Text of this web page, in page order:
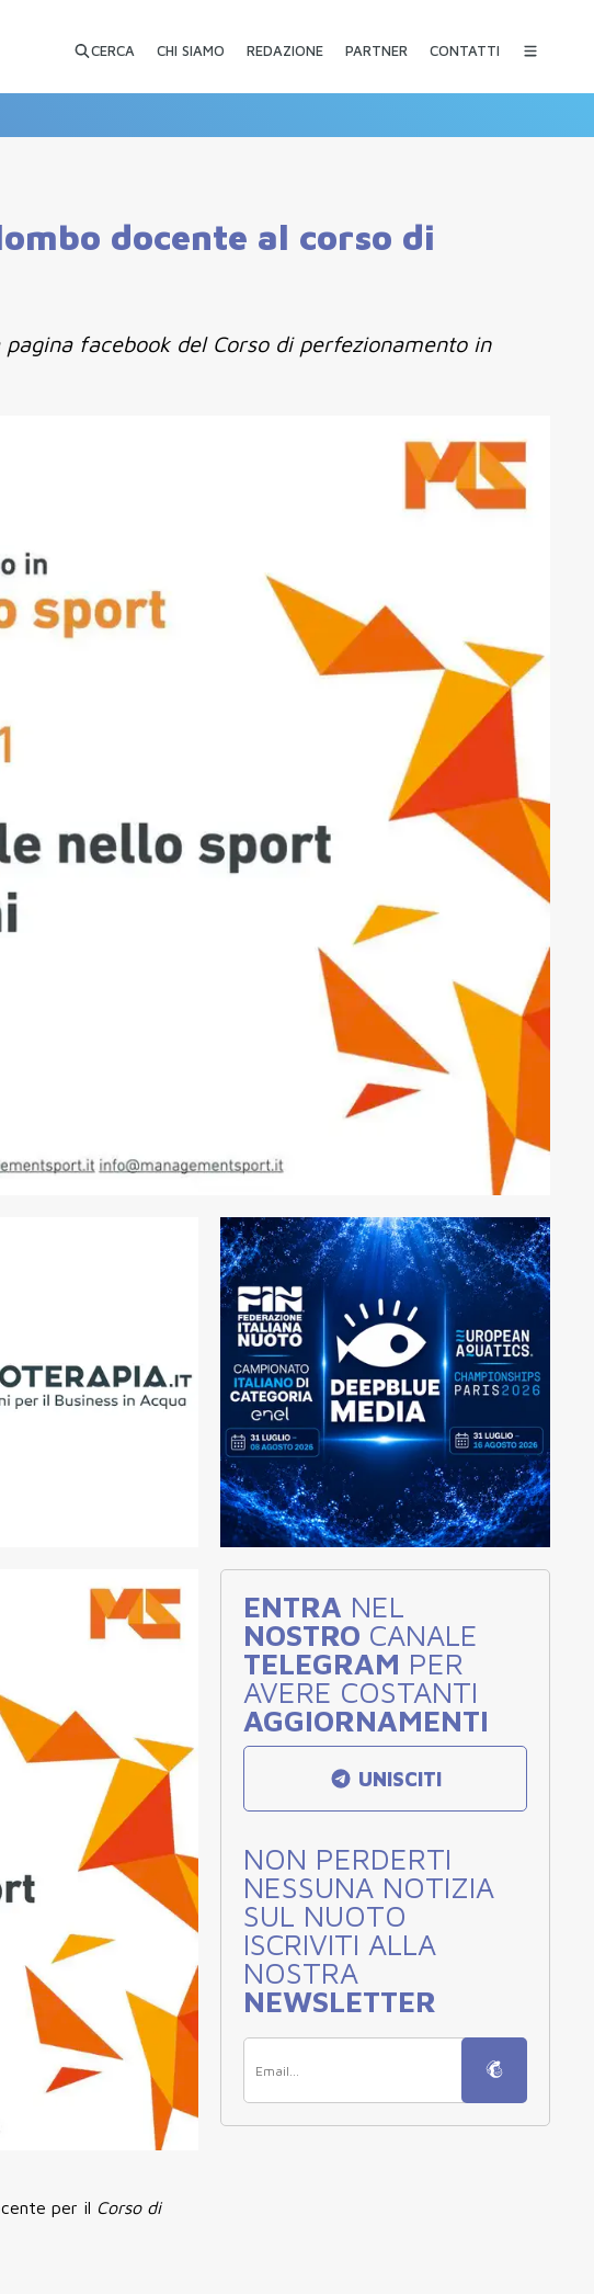
CERCA CHI SIAMO REDAZIONE PARTNER CONTATTI
docente al corso di
facebook del Corso di perfezionamento in
per il Corso di
ENTRA NEL
NOSTRO CANALE
TELEGRAM PER
AVERE COSTANTI
AGGIORNAMENTI
UNISCITI
NON PERDERTI
NESSUNA NOTIZIA
SUL NUOTO
ISCRIVITI ALLA
NOSTRA
NEWSLETTER